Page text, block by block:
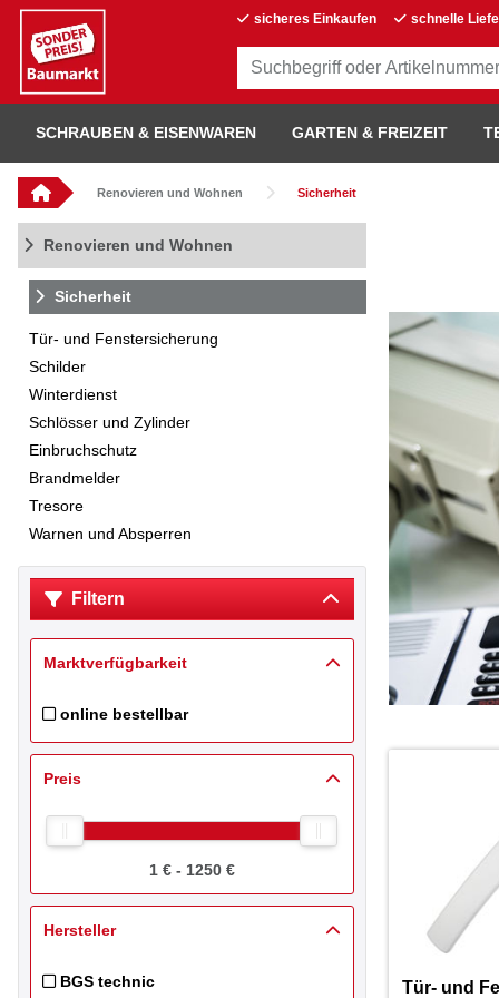
sicheres Einkaufen schnelle
SCHRAUBEN & EISENWAREN GARTEN & FREIZEIT
Renovieren und Wohnen Sicherheit
Renovieren und Wohnen
Sicherheit
Tür- und Fenstersicherung
Schilder
Winterdienst
Schlösser und Zylinder
Einbruchschutz
Brandmelder
Tresore
Warnen und Absperren
Filtern
Marktverfügbarkeit
online bestellbar
Filtern nach store_099500: online bestellbar
Preis
1 € - 1250 €
Hersteller
BGS technic
Tür- und